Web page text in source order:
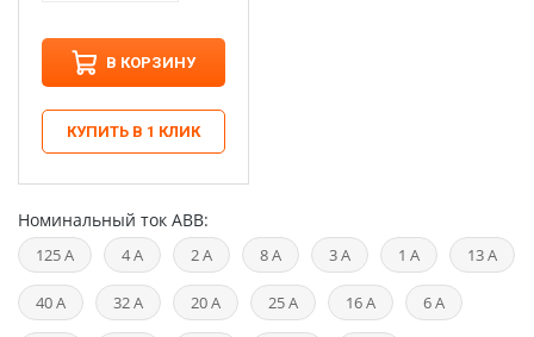
В КОРЗИНУ
КУПИТЬ В 1 КЛИК
Номинальный ток ABB:
125 А 4 А 2 A 8 A 3 A 1 A 13 A
40 A 32 A 20 A 25 A 16 A 6 A